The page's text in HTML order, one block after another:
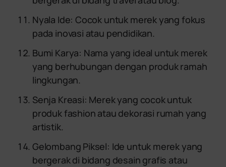
Nyala Ide: Cocok untuk merek yang fokus
pada inovasi atau pendidikan.
Bumi Karya: Nama yang ideal untuk merek
yang berhubungan dengan produk ramah
lingkungan.
Senja Kreasi: Merek yang cocok untuk
produk fashion atau dekorasi rumah yang
artistik.
Gelombang Piksel: Ide untuk merek yang
bergerak di bidang desain grafis atau